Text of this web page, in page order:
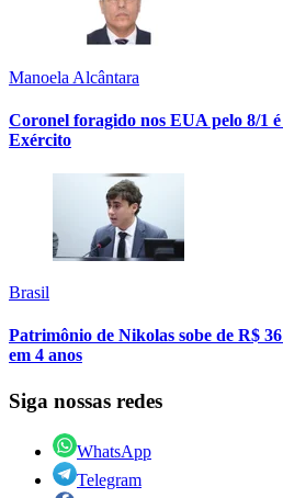
Manoela Alcântara
Coronel foragido nos EUA pelo 8/1
Exército
Brasil
Patrimônio de Nikolas sobe de R$
em 4 anos
Siga nossas redes
WhatsApp
Telegram